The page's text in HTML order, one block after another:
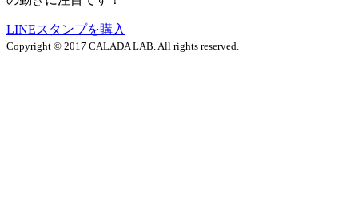
LINEスタンプを購入
Copyright © 2017 CALADA LAB. All rights reserved.